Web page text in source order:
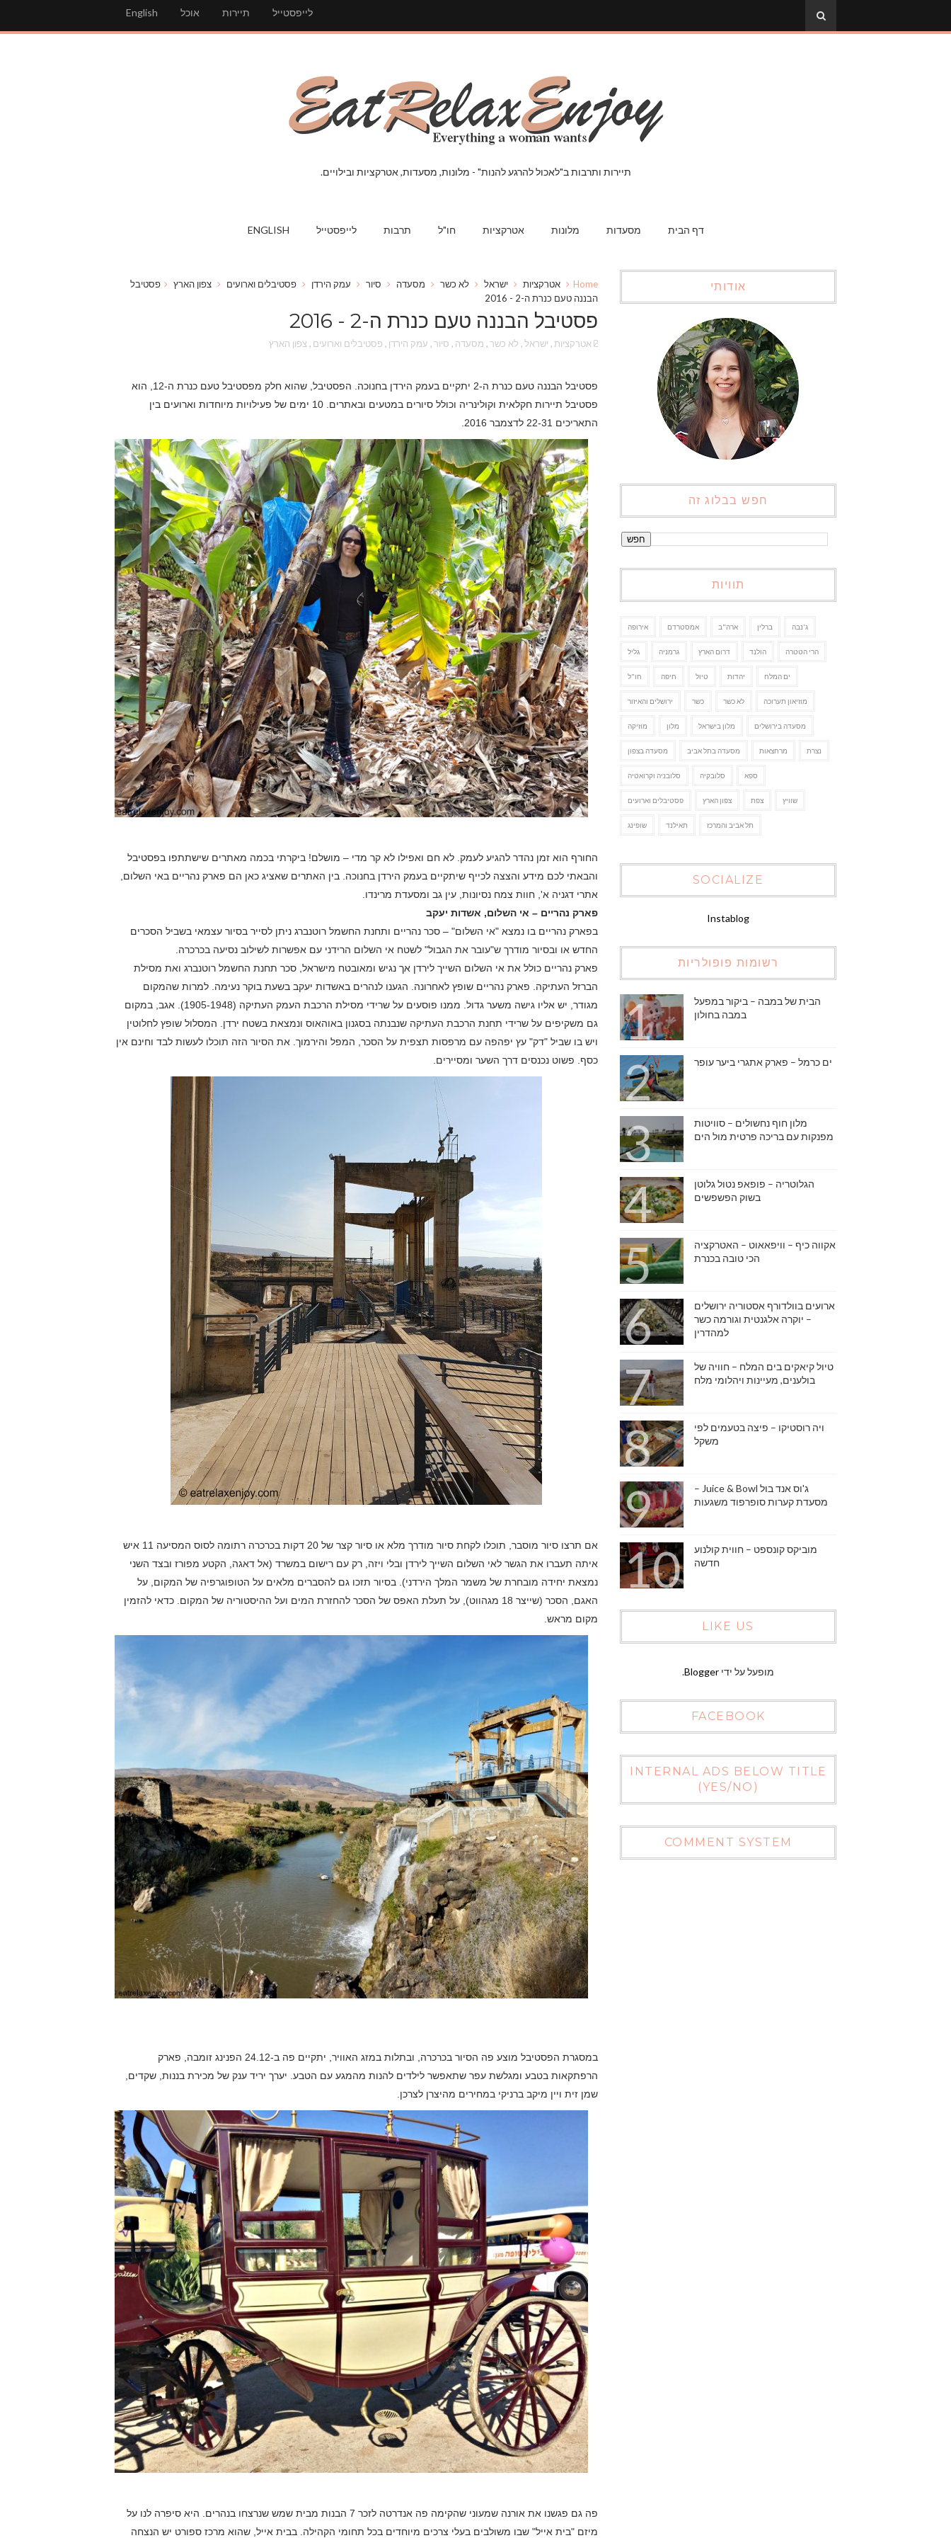
English אוכל תיירות לייפסטייל
תיירות ותרבות ב"לאכול להרגע להנות" - מלונות, מסעדות, אטרקציות ובילויים.
דף הבית מסעדות מלונות אטרקציות חו"ל תרבות לייפסטייל ENGLISH
Home אטרקציות ישראל לא כשר מסעדה סיור עמק הירדן פסטיבלים וארועים צפון הארץ
פסטיבל
הבננה טעם כנרת ה-2 - 2016
פסטיבל הבננה טעם כנרת ה-2 - 2016
אטרקציות , ישראל , לא כשר , מסעדה , סיור , עמק הירדן , פסטיבלים וארועים , צפון הארץ
פסטיבל הבננה טעם כנרת ה-2 יתקיים בעמק הירדן בחנוכה. הפסטיבל, שהוא חלק מפסטיבל טעם כנרת ה-12, הוא
פסטיבל תיירות חקלאית וקולינריה וכולל סיורים במטעים ובאתרים. 10 ימים של פעילויות מיוחדות וארועים בין
התאריכים 22-31 לדצמבר 2016.
החורף הוא זמן נהדר להגיע לעמק. לא חם ואפילו לא קר מדי – מושלם! ביקרתי בכמה מאתרים שישתתפו בפסטיבל
והבאתי לכם מידע והצצה לכייף שיתקיים בעמק הירדן בחנוכה. בין האתרים שאציג כאן הם פארק נהריים באי השלום,
אתרי דגניה א', חוות צמח נסיונות, עין גב ומסעדת מרינדו.
פארק נהריים – אי השלום, אשדות יעקב
בפארק נהריים בו נמצא "אי השלום" – סכר נהריים ותחנת החשמל רוטנברג ניתן לסייר בסיור עצמאי בשביל הסכרים
החדש או ובסיור מודרך ש"עובר את הגבול" לשטח אי השלום הרידני עם אפשרות לשילוב נסיעה בכרכרה.
פארק נהריים כולל את אי השלום השייך לירדן אך נגיש ומאובטח מישראל, סכר תחנת החשמל רוטנברג ואת מסילת
הברזל העתיקה. פארק נהריים שופץ לאחרונה. הגענו לנהרים באשדות יעקב בשעת בוקר נעימה. למרות שהמקום
מגודר, יש אליו גישה משער גדול. ממנו פוסעים על שרידי מסילת הרכבת העמק העתיקה (1905-1948). אגב, במקום
גם משקיפים על שרידי תחנת הרכבת העתיקה שנבנתה בסגנון באוהאוס ונמצאת בשטח ירדן. המסלול שופץ לחלוטין
ויש בו שביל "דק" עץ יפהפה עם מרפסות תצפית על הסכר, המפל והירמוך. את הסיור הזה תוכלו לעשות לבד וחינם אין
כסף. פשוט נכנסים דרך השער ומסיירים.
אם תרצו סיור מוסבר, תוכלו לקחת סיור מודרך מלא או סיור קצר של 20 דקות בכרכרה רתומה לסוס המסיעה 11 איש
איתה תעברו את הגשר לאי השלום השייך לירדן ובלי ויזה, רק עם רישום במשרד (אל דאגה, הקטע מפורז ובצד השני
נמצאת יחידה מובחרת של משמר המלך הירדני). בסיור תזכו גם להסברים מלאים על הטופוגרפיה של המקום, על
האגם, הסכר (שייצר 18 מגהווט), על תעלת האפס של הסכר להחזרת המים ועל ההיסטוריה של המקום. כדאי להזמין
מקום מראש.
במסגרת הפסטיבל מוצע פה הסיור בכרכרה, ובתלות במזג האוויר, יתקיים פה ב-24.12 הפנינג זומבה, פארק
הרפתקאות בטבע ומגלשת עפר שתאפשר לילדים להנות מהמגע עם הטבע. יערך יריד ענק של מכירת בננות, שקדים,
שמן זית ויין מיקב ברניקי במחירים מהיצרן לצרכן.
פה גם פגשנו את אורנה שמעוני שהקימה פה אנדרטה לזכר 7 הבנות מבית שמש שנרצחו בנהרים. היא סיפרה לנו על
מיזם "בית אייל" שבו משולבים בעלי צרכים מיוחדים בכל תחומי הקהילה. בבית אייל, שהוא מרכז ספורט יש הנצחה
אודותי
חפש בבלוג זה
תוויות
אירופה אמסטרדם ארה"ב ברלין ג'נבה
גליל גרמניה דרום הארץ הולנד הרי הטטרה
חו"ל חיפה טיול יהדות ים המלח
ירושלים והאיזור כשר לא כשר מוזיאון תערוכה
מוזיקה מלון מלון בישראל מסעדה בירושלים
מסעדה בצפון מסעדה בתל אביב מרחצאות נצרת
סלובניה וקרואטיה סלובקיה ספא
פסטיבלים וארועים צפון הארץ צפת שוויץ
שופינג תאילנד תל אביב והמרכז
SOCIALIZE
Instablog
רשומות פופולריות
הבית של במבה – ביקור במפעל
במבה בחולון
ים כרמל – פארק אתגרי ביער עופר
מלון חוף נחשולים – סוויטות
מפנקות עם בריכה פרטית מול הים
הגלוטריה – פופאפ נטול גלוטן
בשוק הפשפשים
אקווה כיף – וויפאאוט – האטרקציה
הכי טובה בכנרת
ארועים בוולדורף אסטוריה ירושלים
– יוקרה אלגנטית וגורמה כשר
למהדרין
טיול קיאקים בים המלח – חוויה של
בולענים, מעיינות ויהלומי מלח
ויה רוסטיקו – פיצה בטעמים לפי
משקל
ג'וס אנד בול Juice & Bowl –
מסעדת קערות סופרפוד משגעות
מוביקס קונספט – חווית קולנוע
חדשה
LIKE US
מופעל על ידי Blogger
.
FACEBOOK
INTERNAL ADS BELOW TITLE
(YES/NO)
COMMENT SYSTEM